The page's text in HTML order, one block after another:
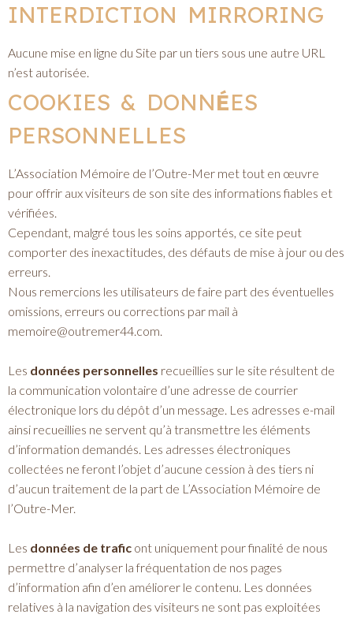
INTERDICTION MIRRORING
Aucune mise en ligne du Site par un tiers sous une autre URL
n’est autorisée.
COOKIES & DONNÉES
PERSONNELLES
L’Association Mémoire de l’Outre-Mer met tout en œuvre
pour offrir aux visiteurs de son site des informations fiables et
vérifiées.
Cependant, malgré tous les soins apportés, ce site peut
comporter des inexactitudes, des défauts de mise à jour ou des
erreurs.
Nous remercions les utilisateurs de faire part des éventuelles
omissions, erreurs ou corrections par mail à
memoire@outremer44.com.
Les données personnelles recueillies sur le site résultent de
la communication volontaire d’une adresse de courrier
électronique lors du dépôt d’un message. Les adresses e-mail
ainsi recueillies ne servent qu’à transmettre les éléments
d’information demandés. Les adresses électroniques
collectées ne feront l’objet d’aucune cession à des tiers ni
d’aucun traitement de la part de L’Association Mémoire de
l’Outre-Mer.
Les données de trafic ont uniquement pour finalité de nous
permettre d’analyser la fréquentation de nos pages
d’information afin d’en améliorer le contenu. Les données
relatives à la navigation des visiteurs ne sont pas exploitées